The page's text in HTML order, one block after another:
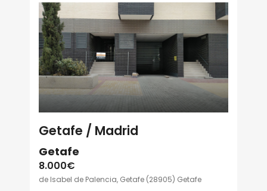
Getafe / Madrid
Getafe
8.000€
de Isabel de Palencia, Getafe (28905) Getafe